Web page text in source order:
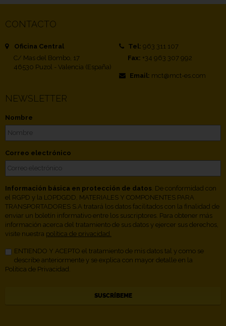
CONTACTO
Oficina Central
C/ Mas del Bombo, 17
46530 Puzol - Valencia (España)
Tel: 963 311 107
Fax: +34 963 307 992
Email: mct@mct-es.com
NEWSLETTER
Nombre
Correo electrónico
Información básica en protección de datos. De conformidad con
el RGPD y la LOPDGDD, MATERIALES Y COMPONENTES PARA
TRANSPORTADORES S.A tratará los datos facilitados con la finalidad de
enviar un boletín informativo entre los suscriptores. Para obtener más
información acerca del tratamiento de sus datos y ejercer sus derechos,
visite nuestra política de privacidad.
ENTIENDO Y ACEPTO el tratamiento de mis datos tal y como se
describe anteriormente y se explica con mayor detalle en la
Política de Privacidad.